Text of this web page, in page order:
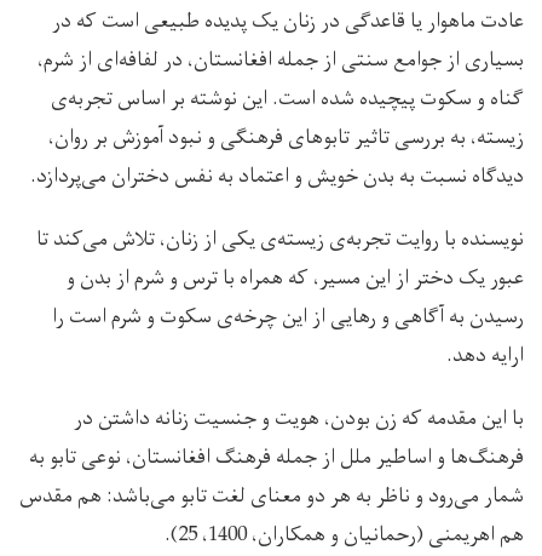
عادت ماهوار یا قاعدگی در زنان یک پدیده طبیعی است که در
بسیاری از جوامع سنتی از جمله افغانستان، در لفافه‌ای از شرم،
گناه و سکوت پیچیده شده است. این نوشته بر اساس تجربه‌‌ی
زیسته، به بررسی تاثیر تابوهای فرهنگی و نبود آموزش بر روان،
دیدگاه نسبت به بدن خویش و اعتماد به نفس دختران می‌پردازد.
نویسنده با روایت تجربه‌ی زیسته‌ی یکی از زنان، تلاش می‌کند تا
عبور یک دختر از این مسیر، که همراه با ترس و شرم از بدن و
رسیدن به آگاهی و رهایی از این چرخه‌ی سکوت و شرم است را
ارایه دهد.
با این مقدمه که زن بودن، هویت و جنسیت زنانه داشتن در
فرهنگ‌ها و اساطیر ملل از جمله فرهنگ افغانستان، نوعی تابو به
شمار می‌رود و ناظر به هر دو معنای لغت تابو می‌باشد: هم مقدس
هم اهریمنی (رحمانیان و همکاران، 1400، 25).